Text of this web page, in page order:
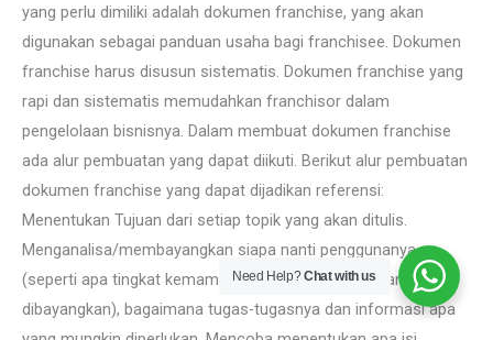
yang perlu dimiliki adalah dokumen franchise, yang akan
digunakan sebagai panduan usaha bagi franchisee. Dokumen
franchise harus disusun sistematis. Dokumen franchise yang
rapi dan sistematis memudahkan franchisor dalam
pengelolaan bisnisnya. Dalam membuat dokumen franchise
ada alur pembuatan yang dapat diikuti. Berikut alur pembuatan
dokumen franchise yang dapat dijadikan referensi:
Menentukan Tujuan dari setiap topik yang akan ditulis.
Menganalisa/membayangkan siapa nanti penggunanya
(seperti apa tingkat kemampuan pemahamannya yang
dibayangkan), bagaimana tugas-tugasnya dan informasi apa
Franchise
Need Help?Chat with us